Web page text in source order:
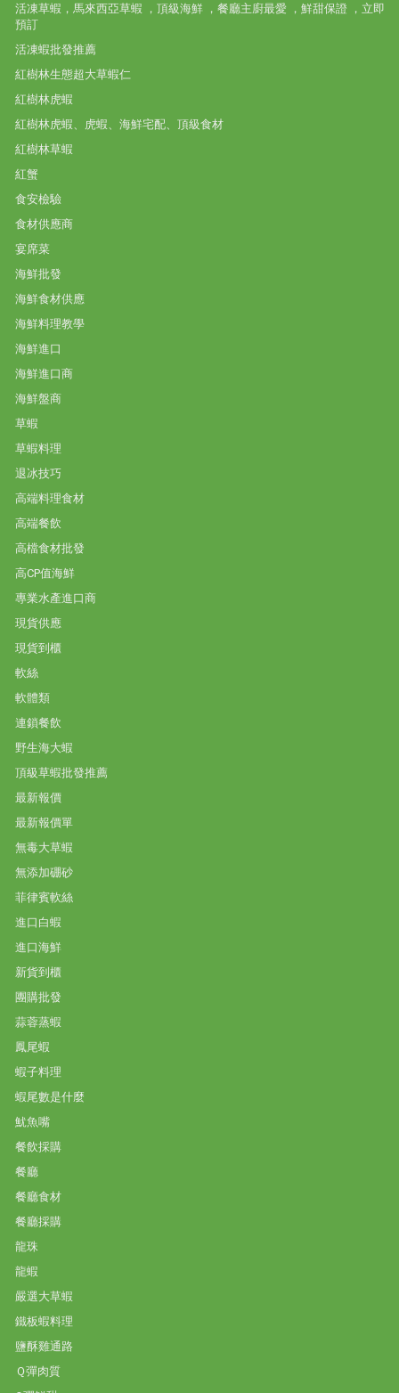
活凍草蝦，馬來西亞草蝦 ，頂級海鮮 ，餐廳主廚最愛 ，鮮甜保證 ，立即
預訂
活凍蝦批發推薦
紅樹林生態超大草蝦仁
紅樹林虎蝦
紅樹林虎蝦、虎蝦、海鮮宅配、頂級食材
紅樹林草蝦
紅蟹
食安檢驗
食材供應商
宴席菜
海鮮批發
海鮮食材供應
海鮮料理教學
海鮮進口
海鮮進口商
海鮮盤商
草蝦
草蝦料理
退冰技巧
高端料理食材
高端餐飲
高檔食材批發
高CP值海鮮
專業水產進口商
現貨供應
現貨到櫃
軟絲
軟體類
連鎖餐飲
野生海大蝦
頂級草蝦批發推薦
最新報價
最新報價單
無毒大草蝦
無添加硼砂
菲律賓軟絲
進口白蝦
進口海鮮
新貨到櫃
團購批發
蒜蓉蒸蝦
鳳尾蝦
蝦子料理
蝦尾數是什麼
魷魚嘴
餐飲採購
餐廳
餐廳食材
餐廳採購
龍珠
龍蝦
嚴選大草蝦
鐵板蝦料理
鹽酥雞通路
Ｑ彈肉質